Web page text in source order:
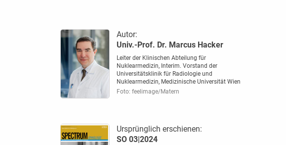
Autor:
Univ.-Prof. Dr. Marcus Hacker
Leiter der Klinischen Abteilung für
Nuklearmedizin, Interim. Vorstand der
Universitätsklinik für Radiologie und
Nuklearmedizin, Medizinische Universität Wien
Foto: feelimage/Matern
Ursprünglich erschienen:
SO 03|2024